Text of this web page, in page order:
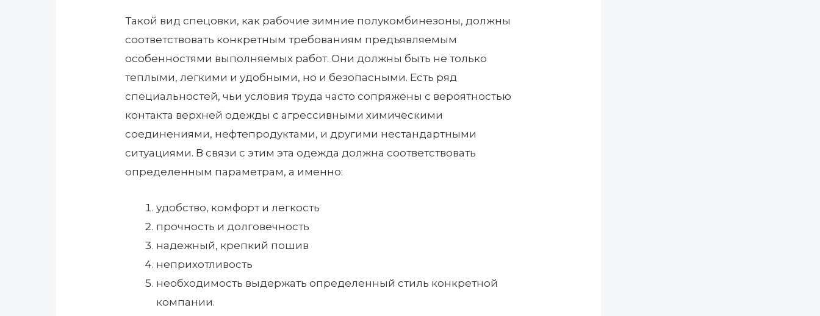
Такой вид спецовки, как рабочие зимние полукомбинезоны, должны
соответствовать конкретным требованиям предъявляемым
особенностями выполняемых работ. Они должны быть не только
теплыми, легкими и удобными, но и безопасными. Есть ряд
специальностей, чьи условия труда часто сопряжены с вероятностью
контакта верхней одежды с агрессивными химическими
соединениями, нефтепродуктами, и другими нестандартными
ситуациями. В связи с этим эта одежда должна соответствовать
определенным параметрам, а именно:
удобство, комфорт и легкость
прочность и долговечность
надежный, крепкий пошив
неприхотливость
необходимость выдержать определенный стиль конкретной
компании.